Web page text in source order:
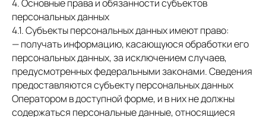
4. Основные права и обязанности субъектов
персональных данных
4.1. Субъекты персональных данных имеют право:
— получать информацию, касающуюся обработки его
персональных данных, за исключением случаев,
предусмотренных федеральными законами. Сведения
предоставляются субъекту персональных данных
Оператором в доступной форме, и в них не должны
содержаться персональные данные, относящиеся